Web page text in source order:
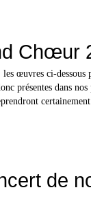
Chœur
œuvres ci-dessous
présentes dans
de